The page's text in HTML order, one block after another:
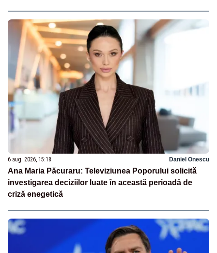
6 aug. 2026, 15:18 Daniel Onescu
Ana Maria Păcuraru: Televiziunea Poporului solicită
investigarea deciziilor luate în această perioadă de
criză enegetică